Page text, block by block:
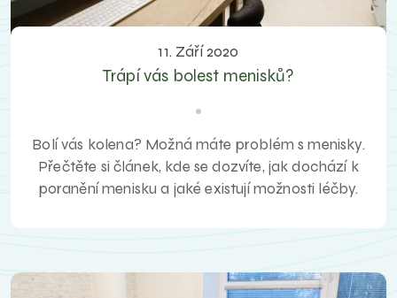
11. Září 2020
Trápí vás bolest menisků?
Bolí vás kolena? Možná máte problém s menisky.
Přečtěte si článek, kde se dozvíte, jak dochází k
poranění menisku a jaké existují možnosti léčby.